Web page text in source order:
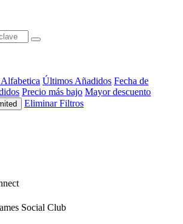
Últimos Añadidos Fecha de
Precio más bajo Mayor descuento
Eliminar Filtros
Social Club